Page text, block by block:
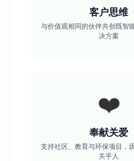
客户思维
与价值观相同的伙伴共创既智
决方案
❤️
奉献关爱
支持社区、教育与环保项目，
关乎人